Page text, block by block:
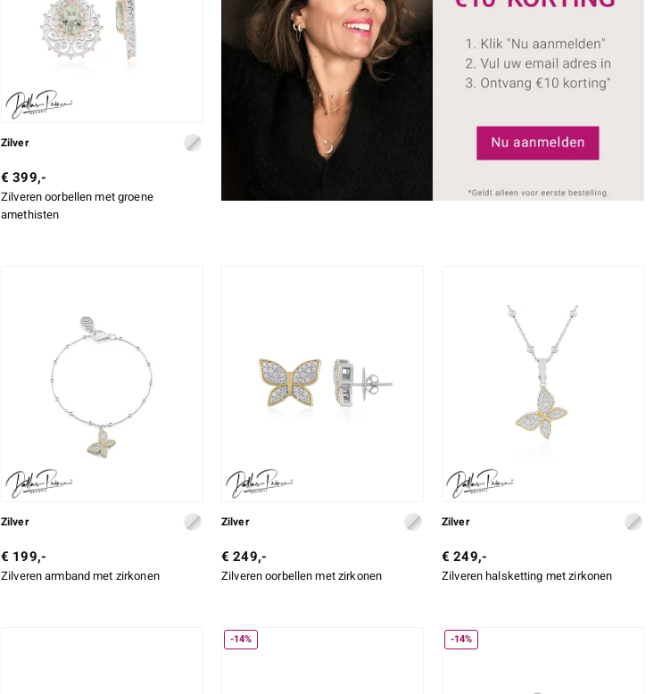
Zilver
€ 399,-
Zilveren oorbellen met groene
amethisten
Zilver
€ 199,-
Zilveren armband met zirkonen
Zilver
€ 249,-
Zilveren oorbellen met zirkonen
Zilver
€ 249,-
Zilveren halsketting met zirkonen
-14% -14%